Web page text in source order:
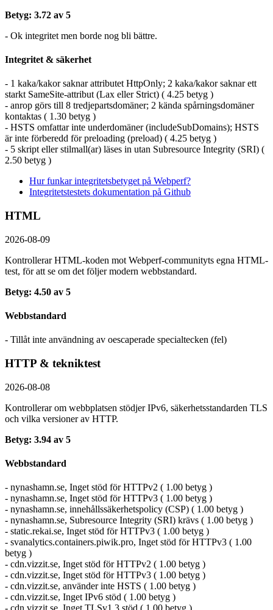
Betyg: 3.72 av 5
- Ok integritet men borde nog bli bättre.
Integritet & säkerhet
- 1 kaka/kakor saknar attributet HttpOnly; 2 kaka/kakor saknar ett
starkt SameSite-attribut (Lax eller Strict) ( 4.25 betyg )
- anrop görs till 8 tredjepartsdomäner; 2 kända spårningsdomäner
kontaktas ( 1.30 betyg )
- HSTS omfattar inte underdomäner (includeSubDomains); HSTS
är inte förberedd för preloading (preload) ( 4.25 betyg )
- 5 skript eller stilmall(ar) läses in utan Subresource Integrity (SRI) (
2.50 betyg )
Hur funkar integritetsbetyget på Webperf?
Integritetstestets dokumentation på Github
HTML
2026-08-09
Kontrollerar HTML-koden mot Webperf-communityts egna HTML-
test, för att se om det följer modern webbstandard.
Betyg: 4.50 av 5
Webbstandard
- Tillåt inte användning av oescaperade specialtecken (fel)
HTTP & tekniktest
2026-08-08
Kontrollerar om webbplatsen stödjer IPv6, säkerhets­standarden TLS
och vilka versioner av HTTP.
Betyg: 3.94 av 5
Webbstandard
- nynashamn.se, Inget stöd för HTTPv2 ( 1.00 betyg )
- nynashamn.se, Inget stöd för HTTPv3 ( 1.00 betyg )
- nynashamn.se, innehållssäkerhetspolicy (CSP) ( 1.00 betyg )
- nynashamn.se, Subresource Integrity (SRI) krävs ( 1.00 betyg )
- static.rekai.se, Inget stöd för HTTPv3 ( 1.00 betyg )
- svanalytics.containers.piwik.pro, Inget stöd för HTTPv3 ( 1.00
betyg )
- cdn.vizzit.se, Inget stöd för HTTPv2 ( 1.00 betyg )
- cdn.vizzit.se, Inget stöd för HTTPv3 ( 1.00 betyg )
- cdn.vizzit.se, använder inte HSTS ( 1.00 betyg )
- cdn.vizzit.se, Inget IPv6 stöd ( 1.00 betyg )